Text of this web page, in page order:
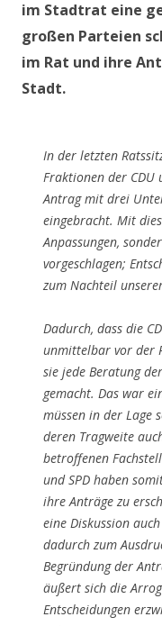
im Stadtrat eine
großen Parteien
im Rat und ihre
Stadt.
In der letzten
Fraktionen der CDU
Antrag mit drei
eingebracht. Mit
Anpassungen,
vorgeschlagen;
zum Nachteil
Dadurch, dass die
unmittelbar vor der
sie jede Beratung
gemacht. Das war
müssen in der Lage
deren Tragweite
betroffenen
und SPD haben
ihre Anträge zu
eine Diskussion
dadurch zum
Begründung der
äußert sich die
Entscheidungen